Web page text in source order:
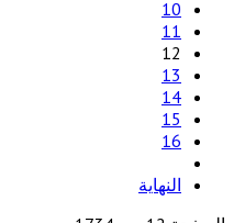
10
11
12
13
14
15
16
النهاية